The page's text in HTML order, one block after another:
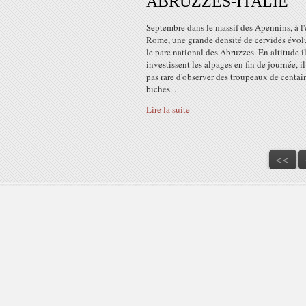
Septembre dans le massif des Apennins, à
Rome, une grande densité de cervidés
le parc national des Abruzzes. En altitude
investissent les alpages en fin de journée,
pas rare d'observer des troupeaux de
biches...
Lire la suite
<<